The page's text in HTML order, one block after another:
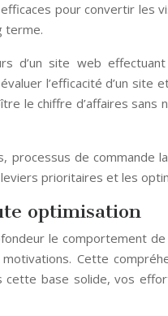
pour convertir les
terme.
site web
l’efficacité d’un site
le chiffre d’affaires
de commande
prioritaires et les
optimisation
le comportement
Cette
base solide, vos